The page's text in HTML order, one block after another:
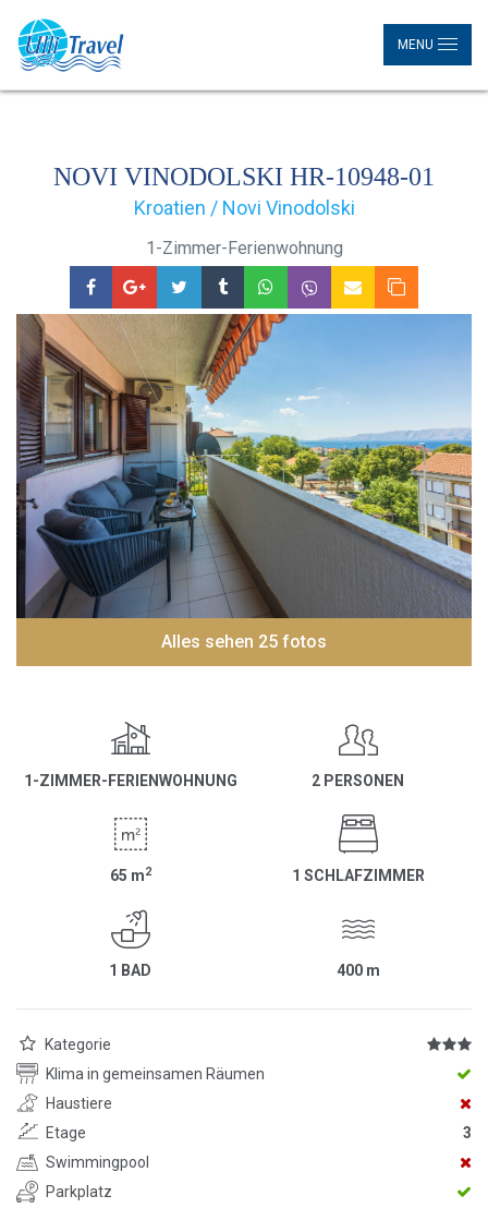
MENU
NOVI VINODOLSKI HR-10948-01
Kroatien / Novi Vinodolski
1-Zimmer-Ferienwohnung
Alles sehen 25 fotos
1-ZIMMER-FERIENWOHNUNG 2 PERSONEN
65 m2 1 SCHLAFZIMMER
1 BAD 400 m
Kategorie
Klima in gemeinsamen Räumen
Haustiere
Etage
3
Swimmingpool
Parkplatz